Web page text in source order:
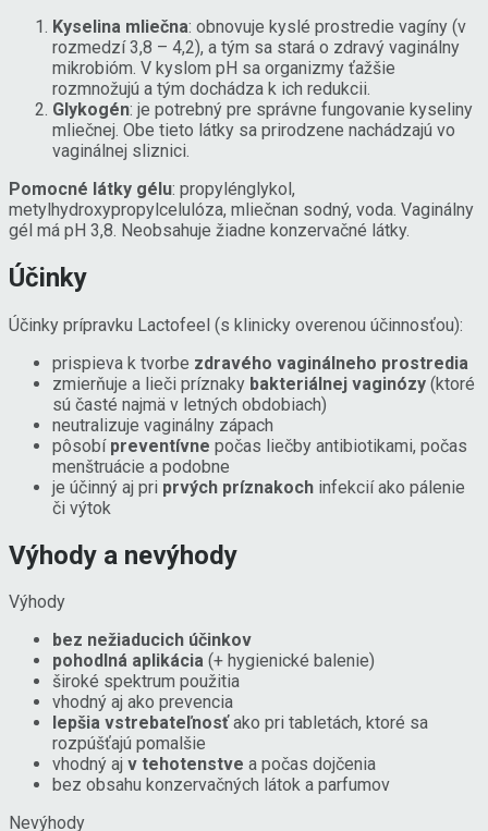
Kyselina mliečna: obnovuje kyslé prostredie vagíny (v
rozmedzí 3,8 – 4,2), a tým sa stará o zdravý vaginálny
mikrobióm. V kyslom pH sa organizmy ťažšie
rozmnožujú a tým dochádza k ich redukcii.
Glykogén: je potrebný pre správne fungovanie kyseliny
mliečnej. Obe tieto látky sa prirodzene nachádzajú vo
vaginálnej sliznici.
Pomocné látky gélu: propylénglykol,
metylhydroxypropylcelulóza, mliečnan sodný, voda. Vaginálny
gél má pH 3,8. Neobsahuje žiadne konzervačné látky.
Účinky
Účinky prípravku Lactofeel (s klinicky overenou účinnosťou):
prispieva k tvorbe zdravého vaginálneho prostredia
zmierňuje a lieči príznaky bakteriálnej vaginózy (ktoré
sú časté najmä v letných obdobiach)
neutralizuje vaginálny zápach
pôsobí preventívne počas liečby antibiotikami, počas
menštruácie a podobne
je účinný aj pri prvých príznakoch infekcií ako pálenie
či výtok
Výhody a nevýhody
Výhody
bez nežiaducich účinkov
pohodlná aplikácia (+ hygienické balenie)
široké spektrum použitia
vhodný aj ako prevencia
lepšia vstrebateľnosťako pri tabletách, ktoré sa
rozpúšťajú pomalšie
vhodný aj v tehotenstve a počas dojčenia
bez obsahu konzervačných látok a parfumov
Nevýhody